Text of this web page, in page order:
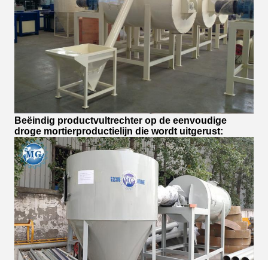
Beëindig productvultrechter op de eenvoudige
droge mortierproductielijn die wordt uitgerust: